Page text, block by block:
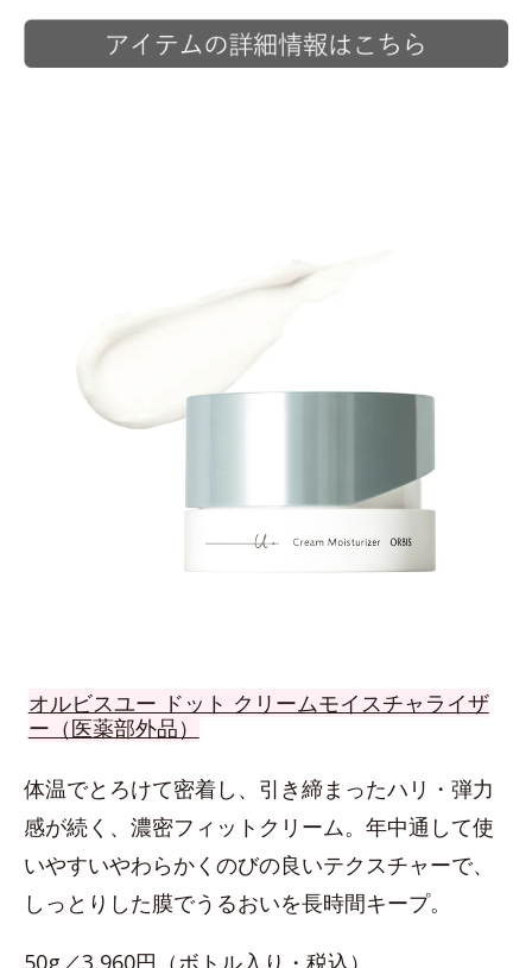
オルビスユー ドット クリームモイスチャライザ
ー（医薬部外品）
体温でとろけて密着し、引き締まったハリ・弾力
感が続く、濃密フィットクリーム。年中通して使
いやすいやわらかくのびの良いテクスチャーで、
しっとりした膜でうるおいを長時間キープ。
50g／3,960円（ボトル入り・税込）